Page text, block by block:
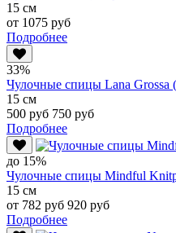
15 см
от 1075 руб
Подробнее
33%
Чулочные спицы Lana Grossa
15 см
500 руб 750 руб
Подробнее
до 15%
Чулочные спицы Mindful
15 см
от 782 руб 920 руб
Подробнее